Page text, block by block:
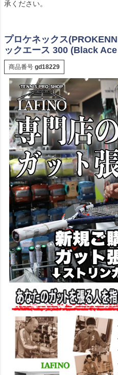
承ください。
プロケネックス
ックエース 300 (Black
商品番号 gd18229